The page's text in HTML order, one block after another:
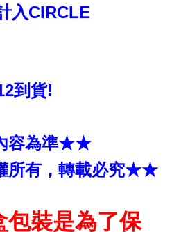
入CIRCLE
到貨!
容為準★★
所有，轉載必究★★
包裝是為了保